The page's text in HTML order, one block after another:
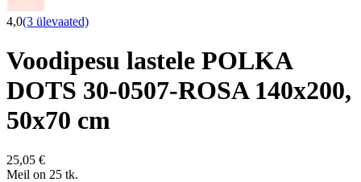
4,0(3 ülevaated)
Voodipesu lastele POLKA
DOTS 30-0507-ROSA 140x200,
50x70 cm
25,05 €
Meil on 25 tk.